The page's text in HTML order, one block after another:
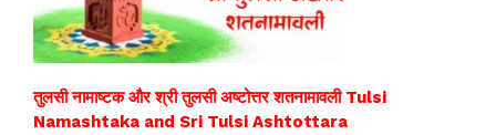
तुलसी नामाष्टक और श्री तुलसी अष्टोत्तर शतनामावली Tulsi
Namashtaka and Sri Tulsi Ashtottara